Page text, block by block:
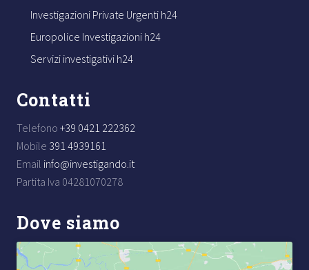
Investigazioni Private Urgenti h24
Europolice Investigazioni h24
Servizi investigativi h24
Contatti
Telefono +39 0421 222362
Mobile 391 4939161
Email info@investigando.it
Partita Iva 04281070278
Dove siamo